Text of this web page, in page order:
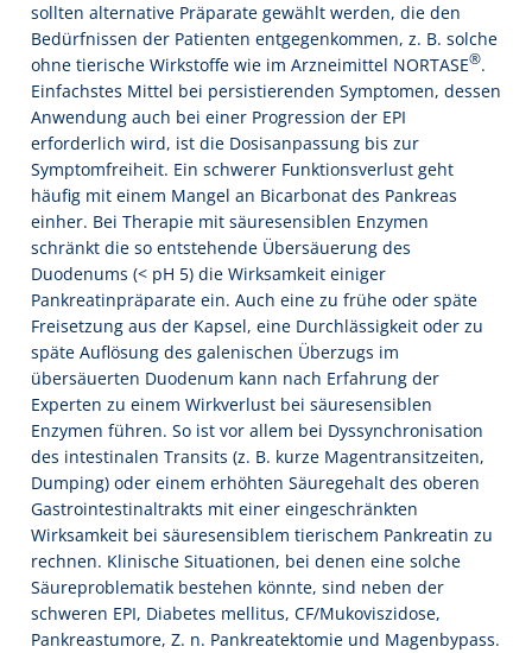
sollten alternative Präparate gewählt werden, die den
Bedürfnissen der Patienten entgegenkommen, z. B. solche
ohne tierische Wirkstoffe wie im Arzneimittel NORTASE®.
Einfachstes Mittel bei persistierenden Symptomen, dessen
Anwendung auch bei einer Progression der EPI
erforderlich wird, ist die Dosisanpassung bis zur
Symptomfreiheit. Ein schwerer Funktionsverlust geht
häufig mit einem Mangel an Bicarbonat des Pankreas
einher. Bei Therapie mit säuresensiblen Enzymen
schränkt die so entstehende Übersäuerung des
Duodenums (< pH 5) die Wirksamkeit einiger
Pankreatinpräparate ein. Auch eine zu frühe oder späte
Freisetzung aus der Kapsel, eine Durchlässigkeit oder zu
späte Auflösung des galenischen Überzugs im
übersäuerten Duodenum kann nach Erfahrung der
Experten zu einem Wirkverlust bei säuresensiblen
Enzymen führen. So ist vor allem bei Dyssynchronisation
des intestinalen Transits (z. B. kurze Magentransitzeiten,
Dumping) oder einem erhöhten Säuregehalt des oberen
Gastrointestinaltrakts mit einer eingeschränkten
Wirksamkeit bei säuresensiblem tierischem Pankreatin zu
rechnen. Klinische Situationen, bei denen eine solche
Säureproblematik bestehen könnte, sind neben der
schweren EPI, Diabetes mellitus, CF/Mukoviszidose,
Pankreastumore, Z. n. Pankreatektomie und Magenbypass.